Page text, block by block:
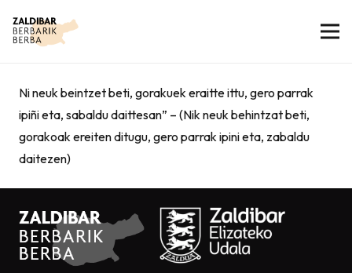
Ni neuk beintzet beti, gorakuek eraitte ittu, gero parrak
ipiñi eta, sabaldu daittesan” – (Nik neuk behintzat beti,
gorakoak ereiten ditugu, gero parrak ipini eta, zabaldu
daitezen)